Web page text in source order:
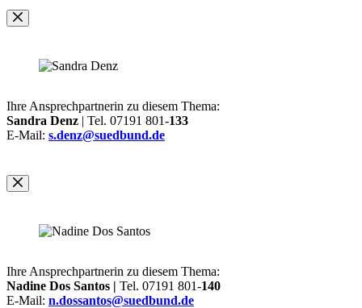
Ihre Ansprechpartnerin zu diesem Thema:
Sandra Denz | Tel. 07191 801-133
E-Mail: s.denz@suedbund.de
Ihre Ansprechpartnerin zu diesem Thema:
Nadine Dos Santos | Tel. 07191 801-140
E-Mail: n.dossantos@suedbund.de